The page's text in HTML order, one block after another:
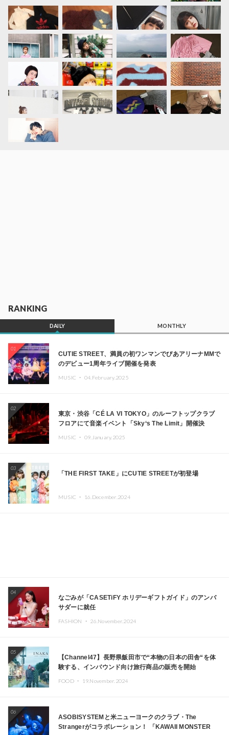
RANKING
DAILY MONTHLY
01
CUTIE STREET、満員の初ワンマンでぴあアリーナMMで
のデビュー1周年ライブ開催を発表
MUSIC ・ 04.February.2025
02
東京・渋谷「CÉ LA VI TOKYO」のルーフトップクラブ
フロアにて音楽イベント「Sky‘s The Limit」開催決
Kza（FORCE OF NATURE）ら日本を代表するDJ・クリ
MUSIC ・ 09.January.2025
03
「THE FIRST TAKE」にCUTIE STREETが初登場
MUSIC ・ 16.December.2024
04
なごみが「CASETiFY ホリデーギフトガイド」のアンバ
サダーに就任
FASHION ・ 26.November.2024
05
【Channel47】長野県飯田市で“本物の日本の田舎“を体
験する、インバウンド向け旅行商品の販売を開始
FOOD ・ 19.November.2024
06
ASOBISYSTEMと米ニューヨークのクラブ・The
Strangerがコラボレーション！ 「KAWAII MONSTER